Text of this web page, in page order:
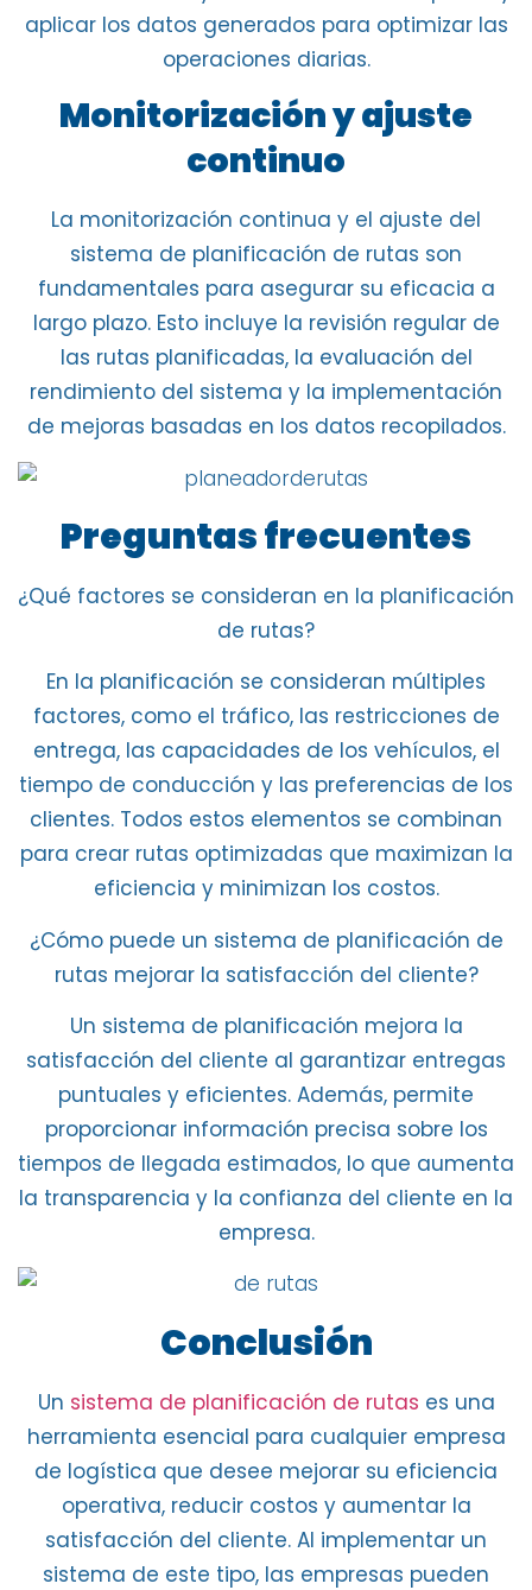
aplicar los datos generados para optimizar las
operaciones diarias.
Monitorización y ajuste
continuo
La monitorización continua y el ajuste del
sistema de planificación de rutas son
fundamentales para asegurar su eficacia a
largo plazo. Esto incluye la revisión regular de
las rutas planificadas, la evaluación del
rendimiento del sistema y la implementación
de mejoras basadas en los datos recopilados.
Preguntas frecuentes
¿Qué factores se consideran en la planificación
de rutas?
En la planificación se consideran múltiples
factores, como el tráfico, las restricciones de
entrega, las capacidades de los vehículos, el
tiempo de conducción y las preferencias de los
clientes. Todos estos elementos se combinan
para crear rutas optimizadas que maximizan la
eficiencia y minimizan los costos.
¿Cómo puede un sistema de planificación de
rutas mejorar la satisfacción del cliente?
Un sistema de planificación mejora la
satisfacción del cliente al garantizar entregas
puntuales y eficientes. Además, permite
proporcionar información precisa sobre los
tiempos de llegada estimados, lo que aumenta
la transparencia y la confianza del cliente en la
empresa.
Conclusión
Un sistema de planificación de rutas es una
herramienta esencial para cualquier empresa
de logística que desee mejorar su eficiencia
operativa, reducir costos y aumentar la
satisfacción del cliente. Al implementar un
sistema de este tipo, las empresas pueden